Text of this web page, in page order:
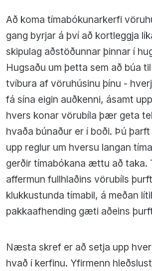
Að koma tímabókunarkerfi
gang byrjar á því að kortleggja
skipulag aðstöðunnar þinnar í
Hugsaðu um þetta sem að búa
tvíbura af vöruhúsinu þínu -
fá sína eigin auðkenni, ásamt
hvers konar vörubíla þær geta
hvaða búnaður er í boði. Þú
upp reglur um hversu langan
gerðir tímabókana ættu að
affermun fullhlaðins vörubíls
klukkustunda tímabil, á meðan lítil
pakkaafhending gæti aðeins
Næsta skref er að setja upp
hvað í kerfinu. Yfirmenn